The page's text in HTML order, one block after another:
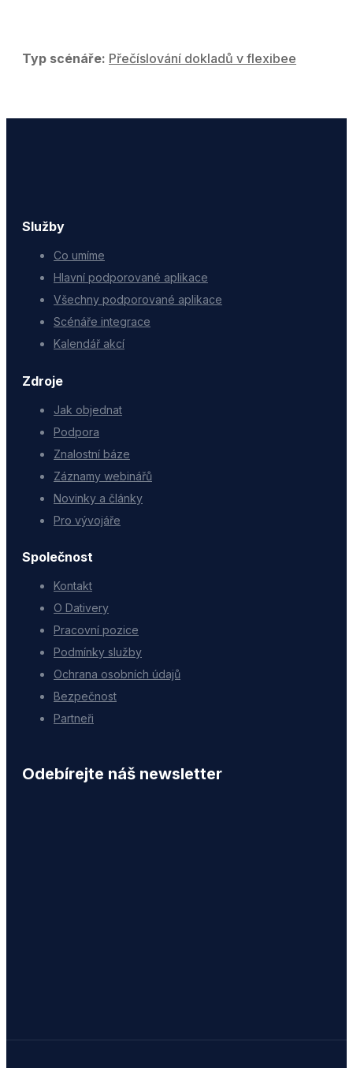
Typ scénáře: Přečíslování dokladů v flexibee
Služby
Co umíme
Hlavní podporované aplikace
Všechny podporované aplikace
Scénáře integrace
Kalendář akcí
Zdroje
Jak objednat
Podpora
Znalostní báze
Záznamy webinářů
Novinky a články
Pro vývojáře
Společnost
Kontakt
O Dativery
Pracovní pozice
Podmínky služby
Ochrana osobních údajů
Bezpečnost
Partneři
Odebírejte náš newsletter